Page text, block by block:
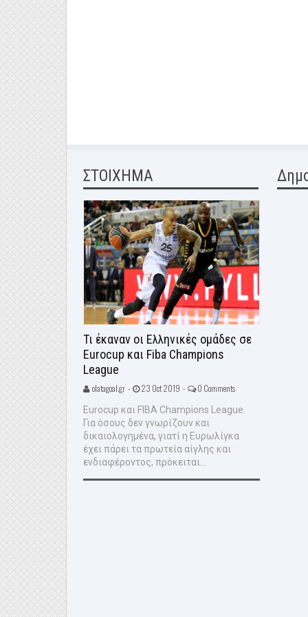
ΣΤΟΙΧΗΜΑ
Τι έκαναν οι Ελληνικές ομάδες σε
Eurocup και Fiba Champions
League
olatagoal.gr - 23 Oct 2019 - 0 Comments
Eurocup και FIBA Champions League.
Για όσους δεν γνωρίζουν και
δικαιολογημένα, γιατί η Ευρωλίγκα
έχει πάρει τα πρωτεία αίγλης και
ενδιαφέροντος, πρόκειται...